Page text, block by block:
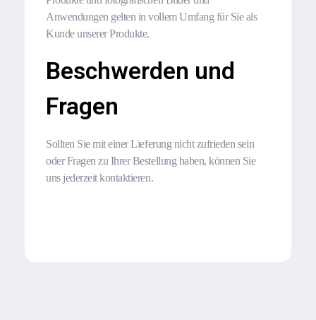
Anwendungen gelten in vollem Umfang für Sie als
Kunde unserer Produkte.
Beschwerden und
Fragen
Sollten Sie mit einer Lieferung nicht zufrieden sein
oder Fragen zu Ihrer Bestellung haben, können Sie
uns jederzeit kontaktieren.